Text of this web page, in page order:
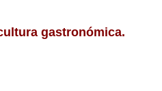
gastronómica.